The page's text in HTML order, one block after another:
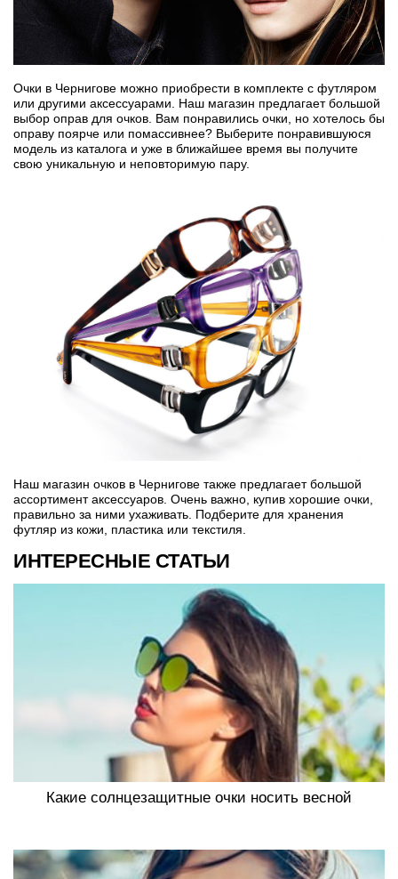
Очки в Чернигове можно приобрести в комплекте с футляром
или другими аксессуарами. Наш магазин предлагает большой
выбор оправ для очков. Вам понравились очки, но хотелось бы
оправу поярче или помассивнее? Выберите понравившуюся
модель из каталога и уже в ближайшее время вы получите
свою уникальную и неповторимую пару.
Наш магазин очков в Чернигове также предлагает большой
ассортимент аксессуаров. Очень важно, купив хорошие очки,
правильно за ними ухаживать. Подберите для хранения
футляр из кожи, пластика или текстиля.
ИНТЕРЕСНЫЕ СТАТЬИ
Какие солнцезащитные очки носить весной